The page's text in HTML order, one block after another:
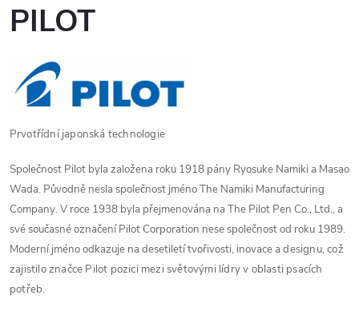
PILOT
Prvotřídní japonská technologie
Společnost Pilot byla založena roku 1918 pány Ryosuke Namiki a Masao
Wada. Původně nesla společnost jméno The Namiki Manufacturing
Company. V roce 1938 byla přejmenována na The Pilot Pen Co., Ltd., a
své současné označení Pilot Corporation nese společnost od roku 1989.
Moderní jméno odkazuje na desetiletí tvořivosti, inovace a designu, což
zajistilo značce Pilot pozici mezi světovými lídry v oblasti psacích
potřeb.